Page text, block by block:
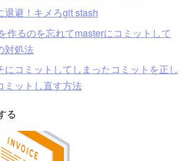
退避！キメろgit stash
作るのを忘れてmasterにコミットして
対処法
にコミットしてしまったコミットを正し
ミットし直す方法
る